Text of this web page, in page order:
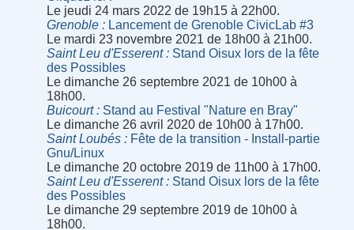
Le jeudi 24 mars 2022 de 19h15 à 22h00.
Grenoble
Lancement de Grenoble CivicLab #3
Le mardi 23 novembre 2021 de 18h00 à 21h00.
Saint Leu d'Esserent
Stand Oisux lors de la fête
des Possibles
Le dimanche 26 septembre 2021 de 10h00 à
18h00.
Buicourt
Stand au Festival "Nature en Bray"
Le dimanche 26 avril 2020 de 10h00 à 17h00.
Saint Loubés
Fête de la transition - Install-partie
Gnu/Linux
Le dimanche 20 octobre 2019 de 11h00 à 17h00.
Saint Leu d'Esserent
Stand Oisux lors de la fête
des Possibles
Le dimanche 29 septembre 2019 de 10h00 à
18h00.